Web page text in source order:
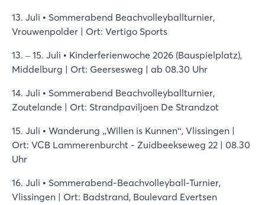
13. Juli • Sommerabend Beachvolleyballturnier,
Vrouwenpolder | Ort: Vertigo Sports
13. – 15. Juli • Kinderferienwoche 2026 (Bauspielplatz),
Middelburg | Ort: Geersesweg | ab 08.30 Uhr
14. Juli • Sommerabend Beachvolleyballturnier,
Zoutelande | Ort: Strandpaviljoen De Strandzot
15. Juli • Wanderung „Willen is Kunnen“, Vlissingen |
Ort: VCB Lammerenburcht - Zuidbeekseweg 22 | 08.30
Uhr
16. Juli • Sommerabend-Beachvolleyball-Turnier,
Vlissingen | Ort: Badstrand, Boulevard Evertsen